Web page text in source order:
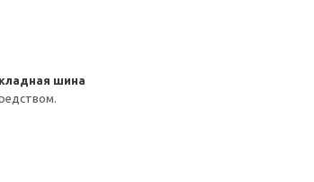
шина